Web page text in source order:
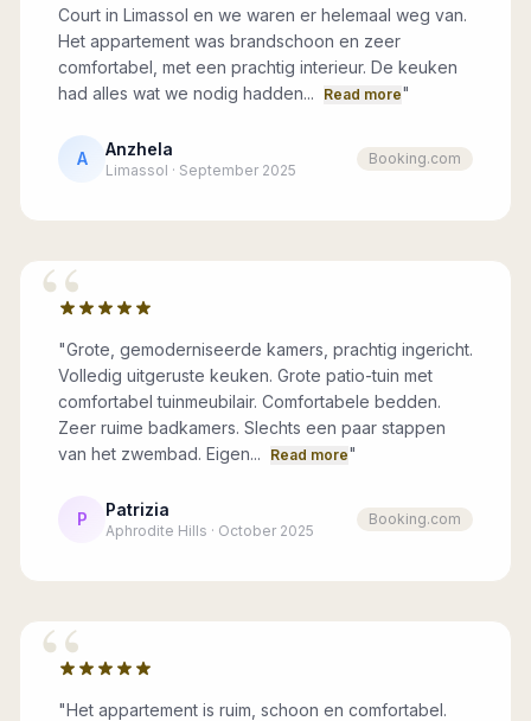
Court in Limassol en we waren er helemaal weg van.
Het appartement was brandschoon en zeer
comfortabel, met een prachtig interieur. De keuken
had alles wat we nodig hadden...
Read more"
A Anzhela
Limassol · September 2025
Booking.com
“
"Grote, gemoderniseerde kamers, prachtig ingericht.
Volledig uitgeruste keuken. Grote patio-tuin met
comfortabel tuinmeubilair. Comfortabele bedden.
Zeer ruime badkamers. Slechts een paar stappen
van het zwembad. Eigen...
Read more"
P Patrizia
Aphrodite Hills · October 2025
Booking.com
“
"Het appartement is ruim, schoon en comfortabel.